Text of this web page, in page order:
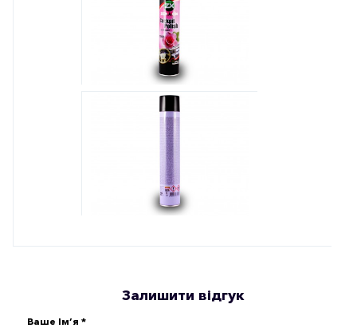
Залишити відгук
Ваше Ім’я *